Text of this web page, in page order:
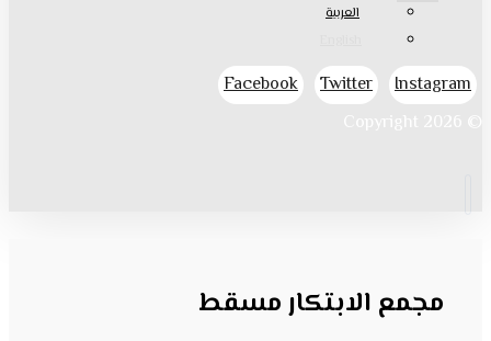
العربية
Facebook Twitter
Instagram
مجمع الابتكار مسقط